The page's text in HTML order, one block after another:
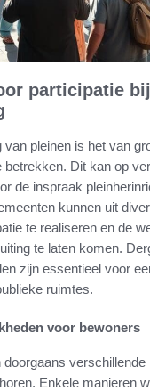
participatie bij
van pleinen is het van
betrekken. Dit kan op
de inspraak
kunnen uit
te realiseren en de
te laten komen.
zijn essentieel voor
ruimtes.
voor bewoners
doorgaans
Enkele manieren